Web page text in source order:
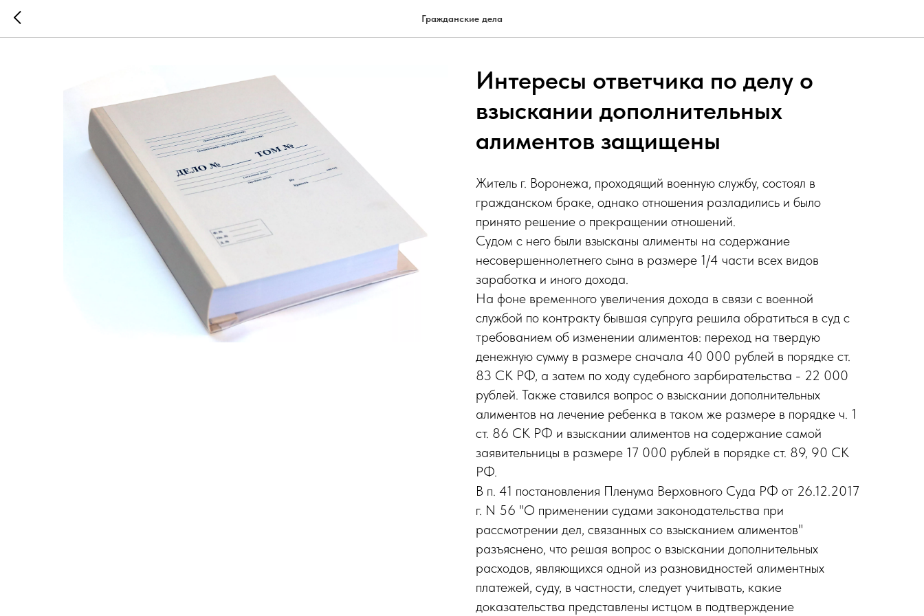
Гражданские дела
Интересы ответчика по делу о
взыскании дополнительных
алиментов защищены
Житель г. Воронежа, проходящий военную службу, состоял в
гражданском браке, однако отношения разладились и было
принято решение о прекращении отношений.
Судом с него были взысканы алименты на содержание
несовершеннолетнего сына в размере 1/4 части всех видов
заработка и иного дохода.
На фоне временного увеличения дохода в связи с военной
службой по контракту бывшая супруга решила обратиться в суд с
требованием об изменении алиментов: переход на твердую
денежную сумму в размере сначала 40 000 рублей в порядке ст.
83 СК РФ, а затем по ходу судебного зарбирательства - 22 000
рублей. Также ставился вопрос о взыскании дополнительных
алиментов на лечение ребенка в таком же размере в порядке ч. 1
ст. 86 СК РФ и взыскании алиментов на содержание самой
заявительницы в размере 17 000 рублей в порядке ст. 89, 90 СК
РФ.
В п. 41 постановления Пленума Верховного Суда РФ от 26.12.2017
г. N 56 "О применении судами законодательства при
рассмотрении дел, связанных со взысканием алиментов"
разъяснено, что решая вопрос о взыскании дополнительных
расходов, являющихся одной из разновидностей алиментных
платежей, суду, в частности, следует учитывать, какие
доказательства представлены истцом в подтверждение